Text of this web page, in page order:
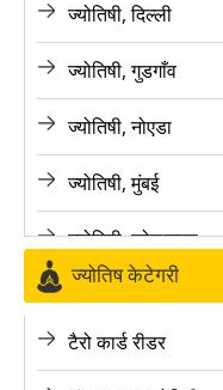
ज्योतिषी, दिल्ली
ज्योतिषी, गुडगाँव
ज्योतिषी, नोएडा
ज्योतिषी, मुंबई
ज्योतिषी, कोलकाता
ज्योतिषी, पुणे
ज्योतिष केटेगरी
टैरो कार्ड रीडर